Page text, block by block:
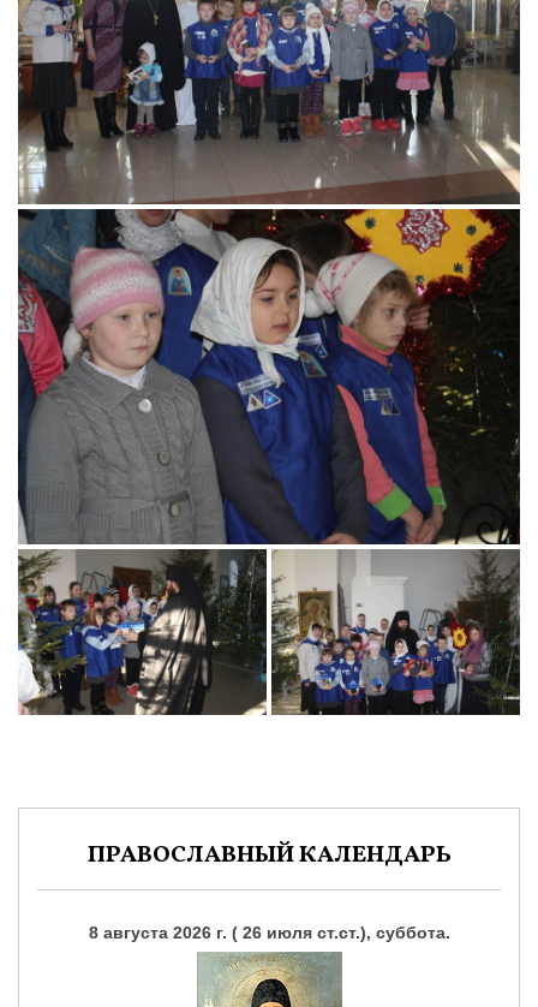
ПРАВОСЛАВНЫЙ КАЛЕНДАРЬ
8 августа 2026 г. ( 26 июля ст.ст.), суббота.